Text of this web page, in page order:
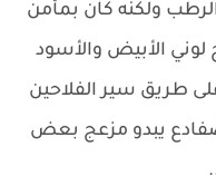
ولكنه كان بمأمن
الأبيض والأسود
طريق سير الفلاحين
يبدو مزعج بعض